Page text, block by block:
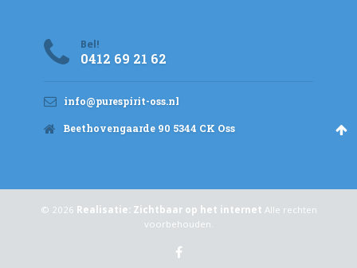
Bel!
0412 69 21 62
info@purespirit-oss.nl
Beethovengaarde 90 5344 CK Oss
© 2026 Realisatie: Zichtbaar op het internet Alle rechten
voorbehouden.